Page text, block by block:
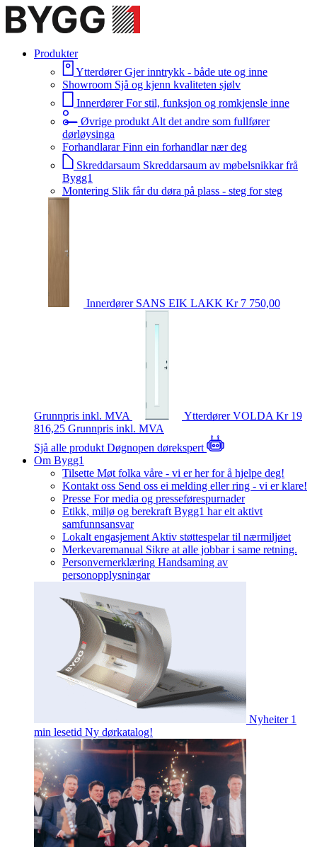
Produkter
Ytterdører Gjer inntrykk - både ute og inne
Showroom Sjå og kjenn kvaliteten sjølv
Innerdører For stil, funksjon og romkjensle inne
Øvrige produkt Alt det andre som fullfører
dørløysinga
Forhandlarar Finn ein forhandlar nær deg
Skreddarsaum Skreddarsaum av møbelsnikkar frå
Bygg1
Montering Slik får du døra på plass - steg for steg
Innerdører SANS EIK LAKK Kr 7 750,00
Grunnpris inkl. MVA YtterdørerVOLDA Kr 19
816,25 Grunnpris inkl. MVA
Sjå alle produkt Døgnopen dørekspert
Om Bygg1
Tilsette Møt folka våre - vi er her for å hjelpe deg!
Kontakt oss Send oss ei melding eller ring - vi er klare!
Presse For media og presseførespurnader
Etikk, miljø og berekraft Bygg1 har eit aktivt
samfunnsansvar
Lokalt engasjement Aktiv støttespelar til nærmiljøet
Merkevaremanual Sikre at alle jobbar i same retning.
Personvernerklæring Handsaming av
personopplysningar
Nyheiter 1
min lesetid Ny dørkatalog!